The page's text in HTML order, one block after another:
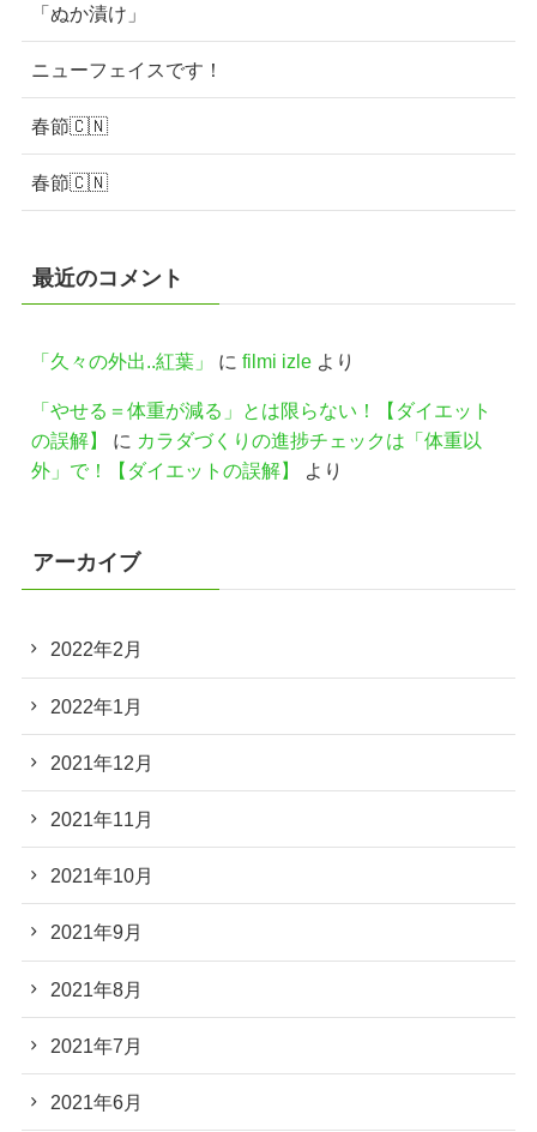
「ぬか漬け」
ニューフェイスです！
春節🇨🇳
春節🇨🇳
最近のコメント
「久々の外出..紅葉」 に filmi izleより
「やせる＝体重が減る」とは限らない！【ダイエット
の誤解】
に カラダづくりの進捗チェックは「体重以
外」で！【ダイエットの誤解】
より
アーカイブ
2022年2月
2022年1月
2021年12月
2021年11月
2021年10月
2021年9月
2021年8月
2021年7月
2021年6月